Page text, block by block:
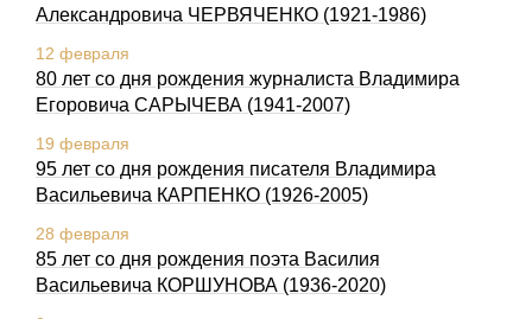
Александpовича ЧЕРВЯЧЕHКО (1921-1986)
12 февраля
80 лет со дня рождения журналиста Владимира
Егоровича САРЫЧЕВА (1941-2007)
19 февраля
95 лет со дня рождения писателя Владимира
Васильевича КАРПЕНКО (1926-2005)
28 февраля
85 лет со дня рождения поэта Василия
Васильевича КОРШУНОВА (1936-2020)